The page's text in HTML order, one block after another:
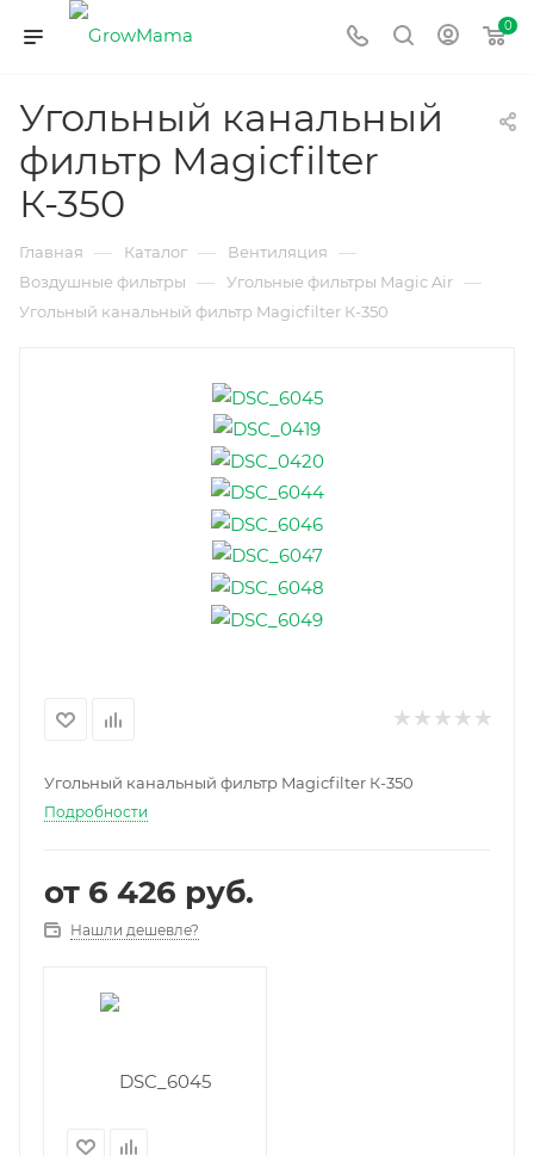
0
Угольный канальный
фильтр Magicfilter
К-350
Главная — Каталог — Вентиляция —
Воздушные фильтры — Угольные фильтры Magic Air —
Угольный канальный фильтр Magicfilter К-350
Угольный канальный фильтр Magicfilter К-350
Подробности
от 6 426 руб.
Нашли дешевле?